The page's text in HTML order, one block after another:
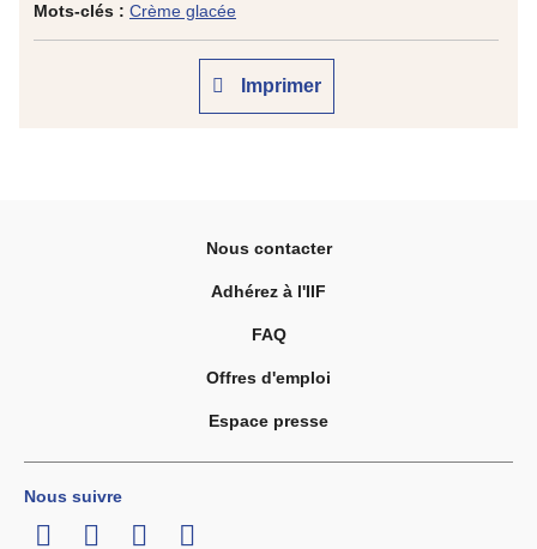
Mots-clés : Crème glacée
Imprimer
Nous contacter
Adhérez à l'IIF
FAQ
Offres d'emploi
Espace presse
Nous suivre
LinkedInTwitterFacebook
Youtube